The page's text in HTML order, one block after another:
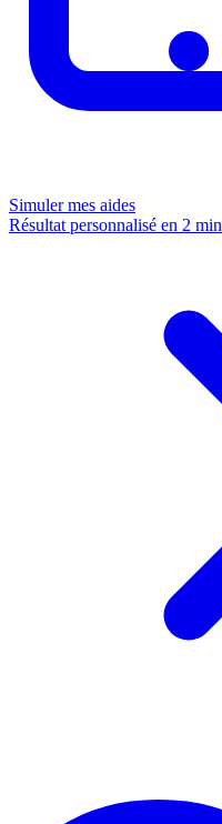
Simuler mes aides
Résultat personnalisé en 2 min